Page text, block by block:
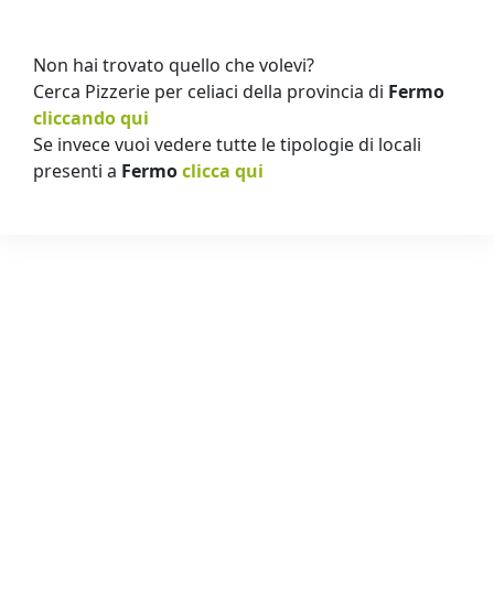
Non hai trovato quello che volevi?
Cerca Pizzerie per celiaci della provincia di Fermo
cliccando qui
Se invece vuoi vedere tutte le tipologie di locali
presenti a Fermoclicca qui